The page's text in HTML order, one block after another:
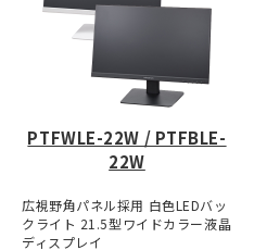
PTFWLE-22W / PTFBLE-
22W
広視野角パネル採用 白色LEDバッ
クライト 21.5型ワイドカラー液晶
ディスプレイ